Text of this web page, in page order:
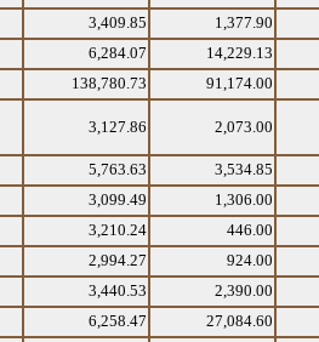
3,409.85 1,377.90
6,284.07 14,229.13
138,780.73 91,174.00
3,127.86 2,073.00
5,763.63 3,534.85
3,099.49 1,306.00
3,210.24 446.00
2,994.27 924.00
3,440.53 2,390.00
6,258.47 27,084.60